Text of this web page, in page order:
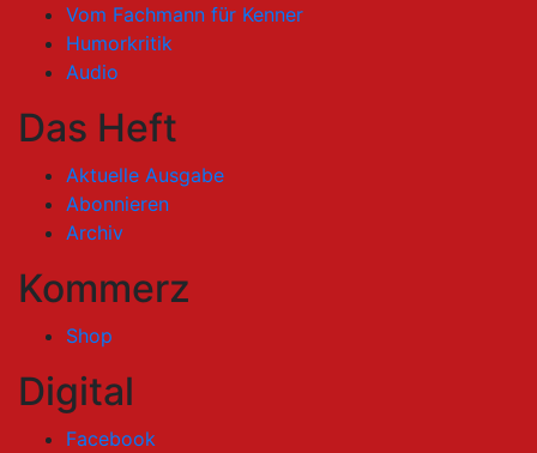
Vom Fachmann für Kenner
Humorkritik
Audio
Das Heft
Aktuelle Ausgabe
Abonnieren
Archiv
Kommerz
Shop
Digital
Facebook